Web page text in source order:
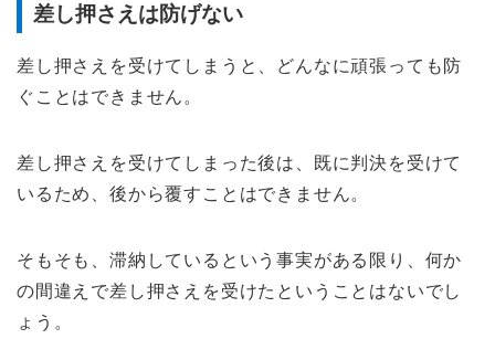
差し押さえは防げない
差し押さえを受けてしまうと、どんなに頑張っても防
ぐことはできません。
差し押さえを受けてしまった後は、既に判決を受けて
いるため、後から覆すことはできません。
そもそも、滞納しているという事実がある限り、何か
の間違えで差し押さえを受けたということはないでし
ょう。